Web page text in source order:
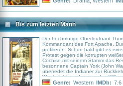
Bis zum letzten Mann
Der hochmütige Oberleutnant
Kommandant des Fort Apache.
profilieren. Schon bald gibt es
Protest gegen die korrupten
Cochise mit seinem Stamm das
besonnene Captain York (John
überredet die Indianer zur
Wortbrüchig und gegen den
Genre: Western IMDb: 7.6